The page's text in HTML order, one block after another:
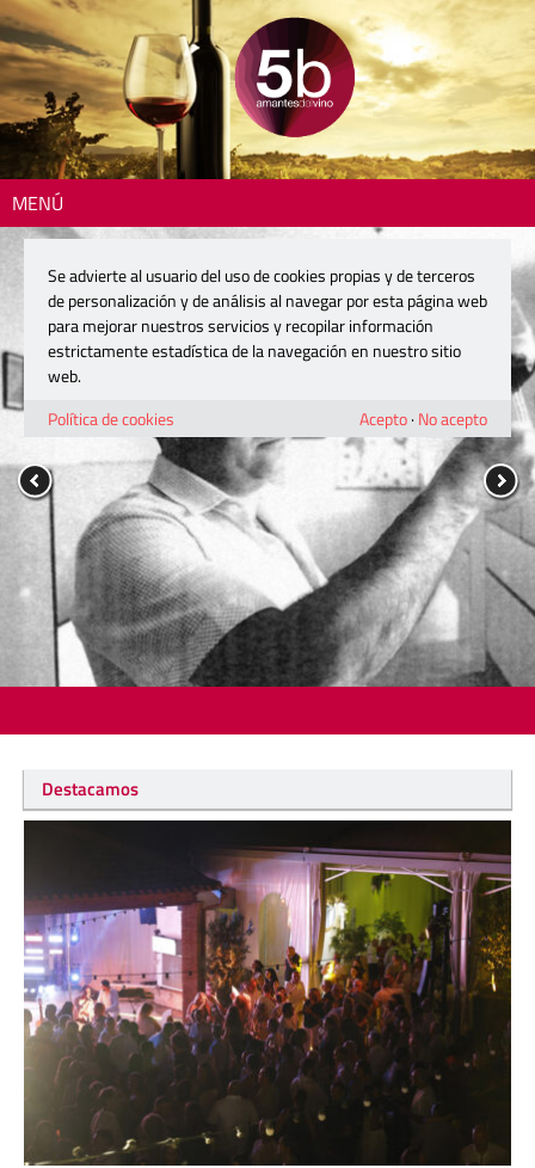
MENÚ
Destacamos
Se advierte al usuario del uso de cookies propias y de terceros
de personalización y de análisis al navegar por esta página web
para mejorar nuestros servicios y recopilar información
estrictamente estadística de la navegación en nuestro sitio
web.
Política de cookies
Acepto· No acepto